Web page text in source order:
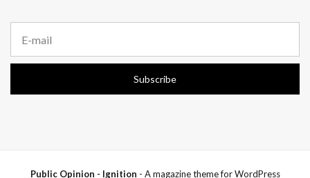
a
i
a
Subscribe
Public Opinion - Ignition - A magazine theme for WordPress